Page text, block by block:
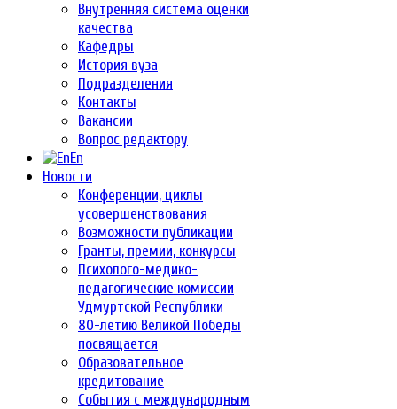
Внутренняя система оценки
качества
Кафедры
История вуза
Подразделения
Контакты
Вакансии
Вопрос редактору
En
Новости
Конференции, циклы
усовершенствования
Возможности публикации
Гранты, премии, конкурсы
Психолого-медико-
педагогические комиссии
Удмуртской Республики
80-летию Великой Победы
посвящается
Образовательное
кредитование
События с международным